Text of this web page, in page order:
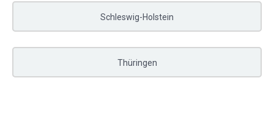
Schleswig-Holstein
Thüringen